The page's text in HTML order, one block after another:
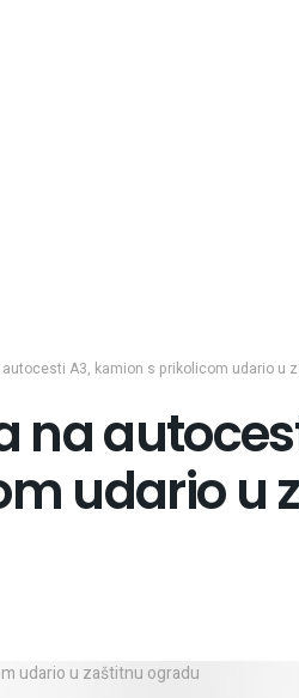
A3, kamion s prikolicom udario u
na
udario u